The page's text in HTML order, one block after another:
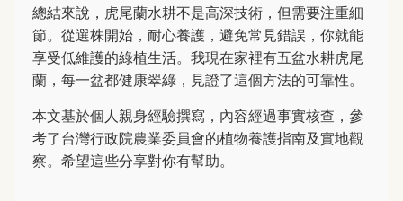
總結來說，虎尾蘭水耕不是高深技術，但需要注重細
節。從選株開始，耐心養護，避免常見錯誤，你就能
享受低維護的綠植生活。我現在家裡有五盆水耕虎尾
蘭，每一盆都健康翠綠，見證了這個方法的可靠性。
本文基於個人親身經驗撰寫，內容經過事實核查，參
考了台灣行政院農業委員會的植物養護指南及實地觀
察。希望這些分享對你有幫助。